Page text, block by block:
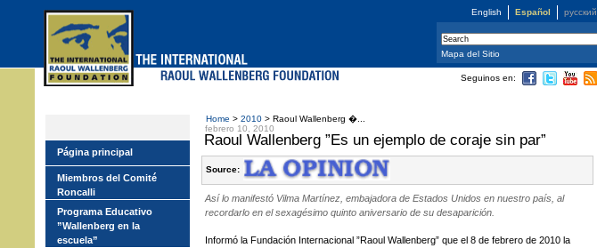
English Español русский
Home > 2010 > Raoul Wallenberg �...
febrero 10, 2010
Raoul Wallenberg ”Es un ejemplo de coraje sin par”
Source:
Así lo manifestó Vilma Martínez, embajadora de Estados Unidos en nuestro país, al
recordarlo en el sexagésimo quinto aniversario de su desaparición.
Informó la Fundación Internacional ”Raoul Wallenberg” que el 8 de febrero de 2010 la
Seguinos en:
Página principal
Miembros del Comité
Roncalli
Programa Educativo
”Wallenberg en la
escuela”
Mapa del Sitio